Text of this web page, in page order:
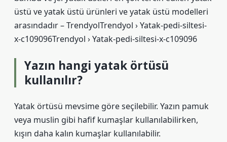
üstü ve yatak üstü ürünleri ve yatak üstü modelleri
arasındadır – TrendyolTrendyol › Yatak-pedi-siltesi-
x-c109096Trendyol › Yatak-pedi-siltesi-x-c109096
Yazın hangi yatak örtüsü
kullanılır?
Yatak örtüsü mevsime göre seçilebilir. Yazın pamuk
veya muslin gibi hafif kumaşlar kullanılabilirken,
kışın daha kalın kumaşlar kullanılabilir.